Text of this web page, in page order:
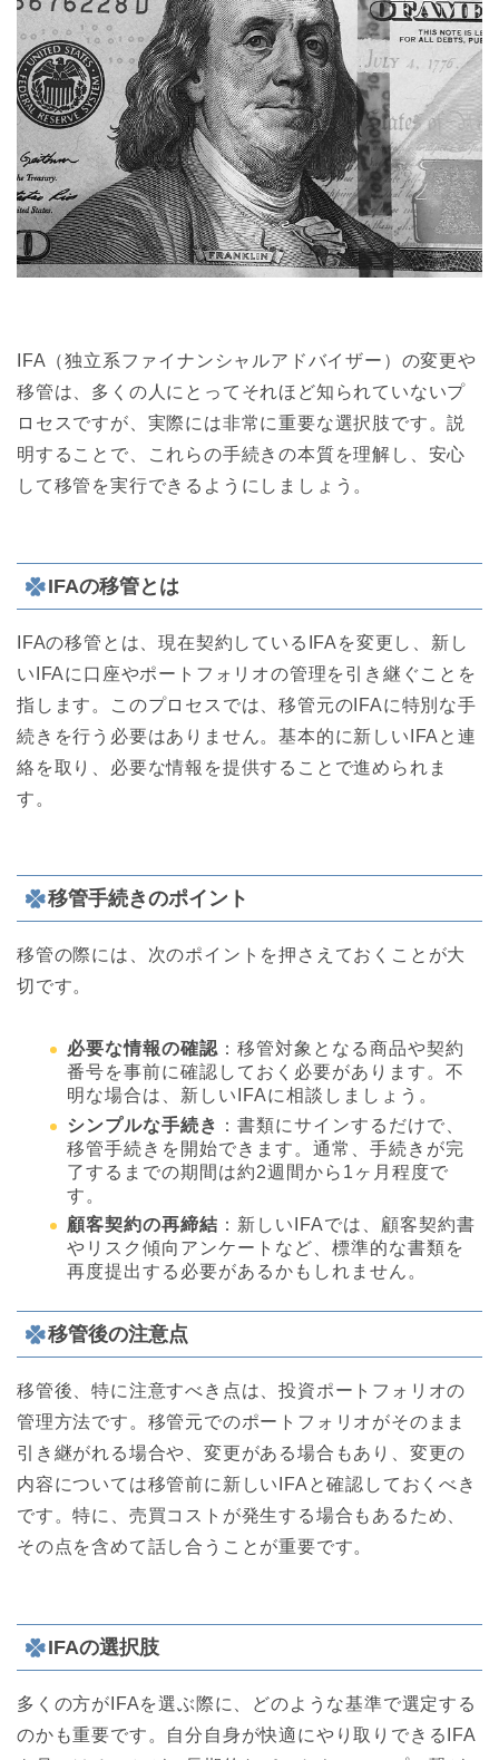
IFA（独立系ファイナンシャルアドバイザー）の変更や
移管は、多くの人にとってそれほど知られていないプ
ロセスですが、実際には非常に重要な選択肢です。説
明することで、これらの手続きの本質を理解し、安心
して移管を実行できるようにしましょう。
IFAの移管とは
IFAの移管とは、現在契約しているIFAを変更し、新し
いIFAに口座やポートフォリオの管理を引き継ぐことを
指します。このプロセスでは、移管元のIFAに特別な手
続きを行う必要はありません。基本的に新しいIFAと連
絡を取り、必要な情報を提供することで進められま
す。
移管手続きのポイント
移管の際には、次のポイントを押さえておくことが大
切です。
必要な情報の確認 ：移管対象となる商品や契約
番号を事前に確認しておく必要があります。不
明な場合は、新しいIFAに相談しましょう。
シンプルな手続き ：書類にサインするだけで、
移管手続きを開始できます。通常、手続きが完
了するまでの期間は約2週間から1ヶ月程度で
す。
顧客契約の再締結 ：新しいIFAでは、顧客契約書
やリスク傾向アンケートなど、標準的な書類を
再度提出する必要があるかもしれません。
移管後の注意点
移管後、特に注意すべき点は、投資ポートフォリオの
管理方法です。移管元でのポートフォリオがそのまま
引き継がれる場合や、変更がある場合もあり、変更の
内容については移管前に新しいIFAと確認しておくべき
です。特に、売買コストが発生する場合もあるため、
その点を含めて話し合うことが重要です。
IFAの選択肢
多くの方がIFAを選ぶ際に、どのような基準で選定する
のかも重要です。自分自身が快適にやり取りできるIFA